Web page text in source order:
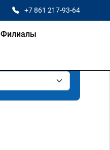
+7 861 217-93-64
Филиалы